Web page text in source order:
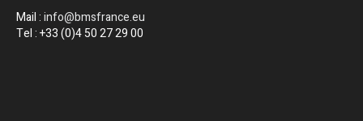
Mail :info@bmsfrance.eu
Tel : +33 (0)4 50 27 29 00